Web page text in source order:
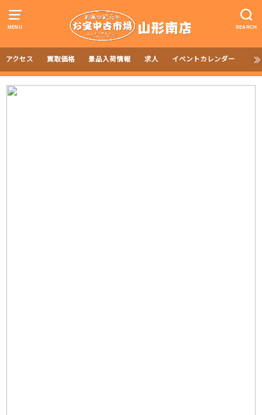
MENU SEARCH
アクセス 買取価格 景品入荷情報 求人 イベントカレンダー